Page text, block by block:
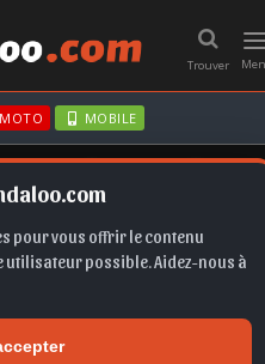
pour vous offrir le contenu
utilisateur possible. Aidez-nous à
Trouver
MOTO MOBILE
Neuve Maroc